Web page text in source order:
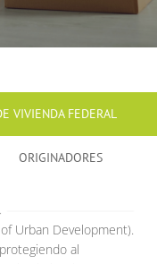
VIVIENDA FEDERAL
ORIGINADORES
Urban Development).
al